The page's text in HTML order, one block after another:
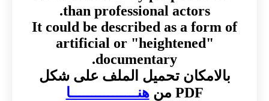
than professional actors.
It could be described as a form of
artificial or "heightened"
documentary.
بالامكان تحميل الملف على شكل
PDF من
هنــــــــــــــــا